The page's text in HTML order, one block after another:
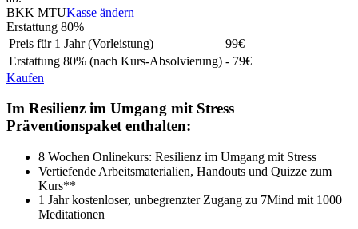
BKK MTUKasse ändern
Erstattung 80%
Preis für 1 Jahr (Vorleistung)
99€
Erstattung 80% (nach Kurs-Absolvierung) - 79€
Kaufen
Im Resilienz im Umgang mit Stress
Präventionspaket enthalten:
8 Wochen Onlinekurs: Resilienz im Umgang mit Stress
Vertiefende Arbeitsmaterialien, Handouts und Quizze zum
Kurs**
1 Jahr kostenloser, unbegrenzter Zugang zu 7Mind mit 1000
Meditationen